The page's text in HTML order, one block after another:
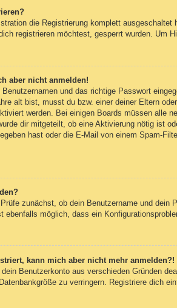
die Registrierung komplett
registrieren möchtest, gesperrt wurden. Um
aber nicht anmelden!
und das richtige Passwort
alt bist, musst du bzw. einer deiner Eltern
werden. Bei einigen Boards müssen alle
dir mitgeteilt, ob eine Aktivierung nötig ist
hast oder die E-Mail von einem Spam-
zunächst, ob dein Benutzername und
möglich, dass ein
kann mich aber nicht mehr anmelden?!
Benutzerkonto aus verschieden Gründen
zu verringern. Registriere dich